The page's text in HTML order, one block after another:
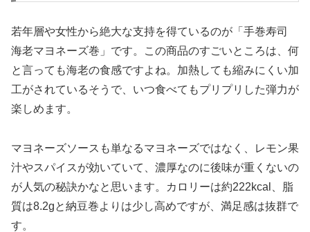
若年層や女性から絶大な支持を得ているのが「手巻寿司
海老マヨネーズ巻」です。この商品のすごいところは、何
と言っても海老の食感ですよね。加熱しても縮みにくい加
工がされているそうで、いつ食べてもプリプリした弾力が
楽しめます。
マヨネーズソースも単なるマヨネーズではなく、レモン果
汁やスパイスが効いていて、 濃厚なのに後味が重くないの
が人気の秘訣かなと思います。カロリーは約222kcal、脂
質は8.2gと納豆巻よりは少し高めですが、満足感は抜群で
す。